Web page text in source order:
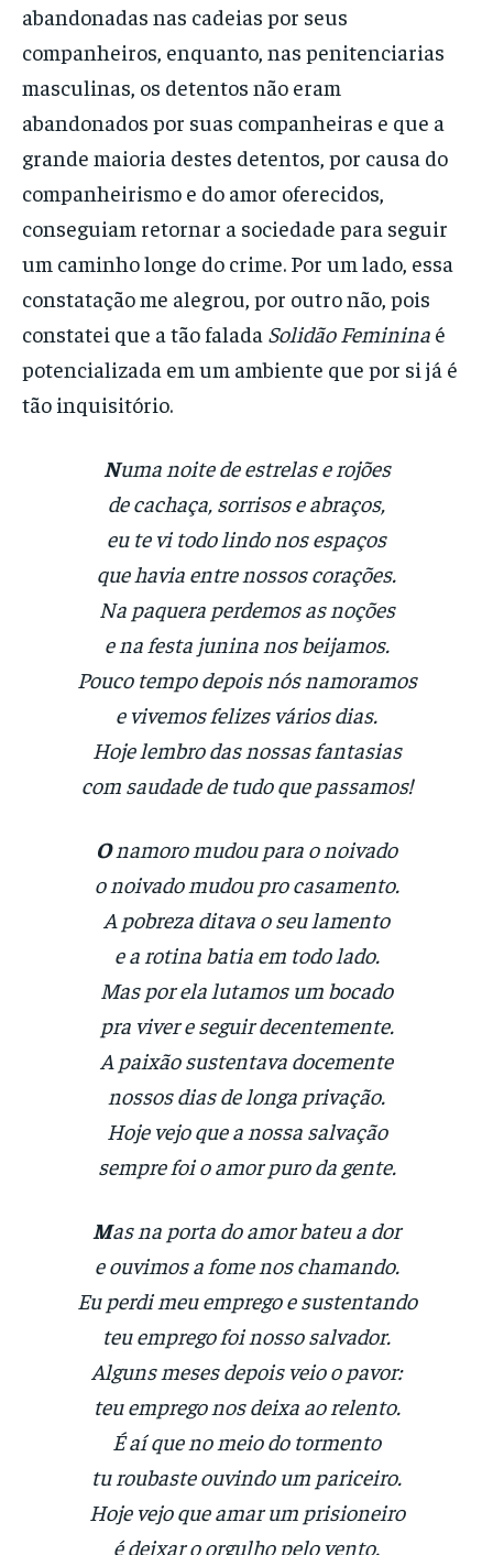
abandonadas nas cadeias por seus
companheiros, enquanto, nas penitenciarias
masculinas, os detentos não eram
abandonados por suas companheiras e que a
grande maioria destes detentos, por causa do
companheirismo e do amor oferecidos,
conseguiam retornar a sociedade para seguir
um caminho longe do crime. Por um lado, essa
constatação me alegrou, por outro não, pois
constatei que a tão falada Solidão Feminina é
potencializada em um ambiente que por si já é
tão inquisitório.
Numa noite de estrelas e rojões
de cachaça, sorrisos e abraços,
eu te vi todo lindo nos espaços
que havia entre nossos corações.
Na paquera perdemos as noções
e na festa junina nos beijamos.
Pouco tempo depois nós namoramos
e vivemos felizes vários dias.
Hoje lembro das nossas fantasias
com saudade de tudo que passamos!
Onamoro mudou para o noivado
o noivado mudou pro casamento.
A pobreza ditava o seu lamento
e a rotina batia em todo lado.
Mas por ela lutamos um bocado
pra viver e seguir decentemente.
A paixão sustentava docemente
nossos dias de longa privação.
Hoje vejo que a nossa salvação
sempre foi o amor puro da gente.
Mas na porta do amor bateu a dor
e ouvimos a fome nos chamando.
Eu perdi meu emprego e sustentando
teu emprego foi nosso salvador.
Alguns meses depois veio o pavor:
teu emprego nos deixa ao relento.
É aí que no meio do tormento
tu roubaste ouvindo um pariceiro.
Hoje vejo que amar um prisioneiro
é deixar o orgulho pelo vento.